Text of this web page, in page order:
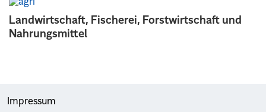
Landwirtschaft, Fischerei, Forstwirtschaft und
Nahrungsmittel
Impressum